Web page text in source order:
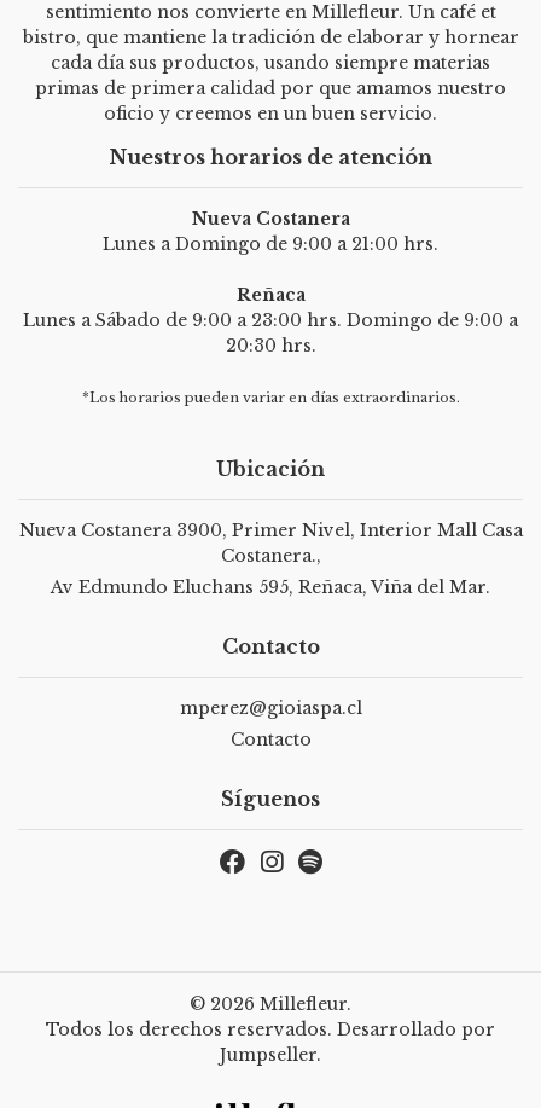
sentimiento nos convierte en Millefleur. Un café et
bistro, que mantiene la tradición de elaborar y hornear
cada día sus productos, usando siempre materias
primas de primera calidad por que amamos nuestro
oficio y creemos en un buen servicio.
Nuestros horarios de atención
Nueva Costanera
Lunes a Domingo de 9:00 a 21:00 hrs.
Reñaca
Lunes a Sábado de 9:00 a 23:00 hrs. Domingo de 9:00 a
20:30 hrs.
*Los horarios pueden variar en días extraordinarios.
Ubicación
Nueva Costanera 3900, Primer Nivel, Interior Mall Casa
Costanera.,
Av Edmundo Eluchans 595, Reñaca, Viña del Mar.
Contacto
mperez@gioiaspa.cl
Contacto
Síguenos
© 2026 Millefleur.
Todos los derechos reservados. Desarrollado por
Jumpseller.